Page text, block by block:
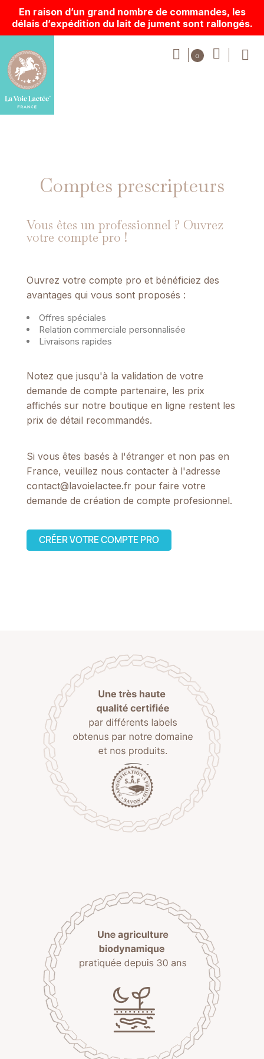
En raison d’un grand nombre de commandes, les
délais d’expédition du lait de jument sont rallongés.
Comptes prescripteurs
Vous êtes un professionnel ? Ouvrez
votre compte pro !
Ouvrez votre compte pro et bénéficiez des
avantages qui vous sont proposés :
Offres spéciales
Relation commerciale personnalisée
Livraisons rapides
Notez que jusqu'à la validation de votre
demande de compte partenaire, les prix
affichés sur notre boutique en ligne restent les
prix de détail recommandés.
Si vous êtes basés à l'étranger et non pas en
France, veuillez nous contacter à l'adresse
contact@lavoielactee.fr pour faire votre
demande de création de compte profesionnel.
CRÉER VOTRE COMPTE PRO